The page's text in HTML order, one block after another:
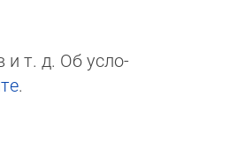
и т. д. Об ус­ло­
.